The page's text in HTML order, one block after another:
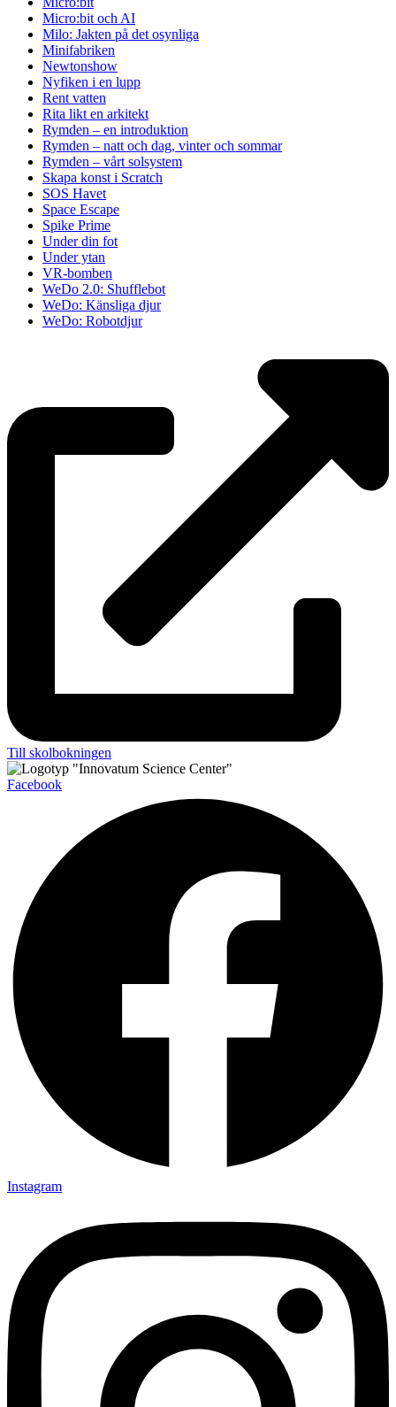
Micro:bit och AI
Milo: Jakten på det osynliga
Minifabriken
Newtonshow
Nyfiken i en lupp
Rent vatten
Rita likt en arkitekt
Rymden – en introduktion
Rymden – natt och dag, vinter och sommar
Rymden – vårt solsystem
Skapa konst i Scratch
SOS Havet
Space Escape
Spike Prime
Under din fot
Under ytan
VR-bomben
WeDo 2.0: Shufflebot
WeDo: Känsliga djur
WeDo: Robotdjur
Till skolbokningen
Facebook
Instagram